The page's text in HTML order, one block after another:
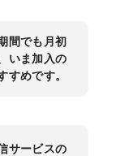
間でも月初
いま加入の
すめです。
サービスの